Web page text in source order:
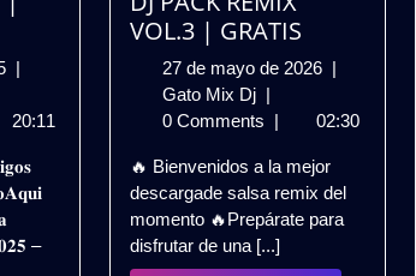
27
abril
2025
|
20:11
–
VOL.3 | GRATIS
27 de mayo de 2026 27
mayo
2026
|
Gato Mix Dj SALSA
RUMBERA
2026
🔥
💃
|
|
0 Comments | 02:30
🔥 Bienvenidos a la mejor
descargade salsa remix del
momento 🔥Prepárate para
disfrutar de una [...]